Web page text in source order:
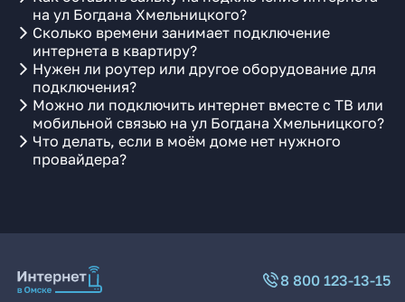
на ул Богдана Хмельницкого?
Сколько времени занимает подключение
интернета в квартиру?
Нужен ли роутер или другое оборудование для
подключения?
Можно ли подключить интернет вместе с ТВ или
мобильной связью на ул Богдана Хмельницкого?
Что делать, если в моём доме нет нужного
провайдера?
8 800 123-13-15